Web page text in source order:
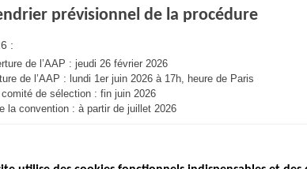
prévisionnel de la procédure
:
de l’AAP : jeudi 26 février 2026
de l’AAP : lundi 1er juin 2026 à 17h, heure de Paris
comité de sélection : fin juin 2026
la convention : à partir de juillet 2026